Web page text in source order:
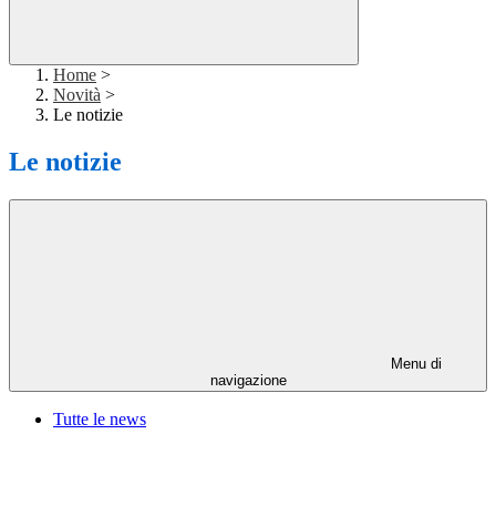
Home >
Novità >
Le notizie
Le notizie
Menu di
navigazione
Tutte le news